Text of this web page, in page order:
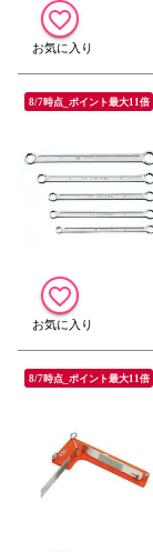
8/7時点_ポイント最大11倍
8/7時点_ポイント最大11倍